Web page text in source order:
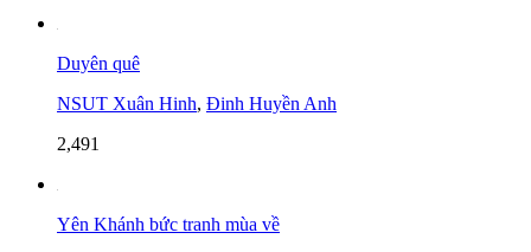
Duyên quê
NSUT Xuân Hinh, Đinh Huyền Anh
2,491
Yên Khánh bức tranh mùa về